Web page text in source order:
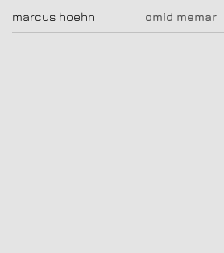
omid memar
marcus hoehn
|